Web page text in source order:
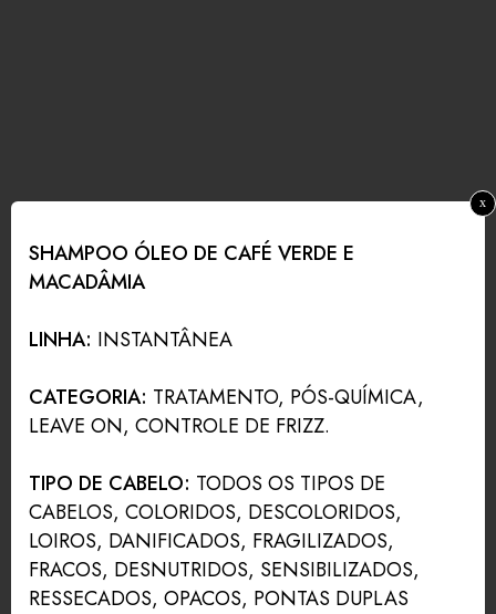
SHAMPOO ÓLEO DE CAFÉ VERDE E
MACADÂMIA
LINHA: INSTANTÂNEA
CATEGORIA: TRATAMENTO, PÓS-QUÍMICA,
LEAVE ON, CONTROLE DE FRIZZ.
TIPO DE CABELO: TODOS OS TIPOS DE
CABELOS, COLORIDOS, DESCOLORIDOS,
LOIROS, DANIFICADOS, FRAGILIZADOS,
FRACOS, DESNUTRIDOS, SENSIBILIZADOS,
RESSECADOS, OPACOS, PONTAS DUPLAS
x